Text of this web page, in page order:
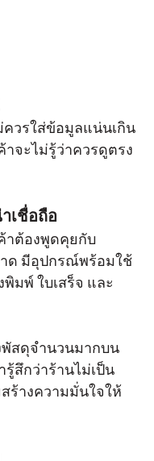
วรใส่ข้อมูลแน่นเกิน
าจะไม่รู้ว่าควรดูตรง
เชื่อถือ
าต้องพูดคุยกับ
ด มีอุปกรณ์พร้อมใช้
พิมพ์ ใบเสร็จ และ
สดุจำนวนมากบน
รู้สึกว่าร้านไม่เป็น
ร้างความมั่นใจให้